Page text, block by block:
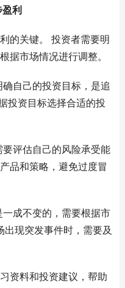
利
的关键。 投资者需要明
据市场情况进行调整。
自己的投资目标，是追
投资目标选择合适的投
评估自己的风险承受能
品和策略，避免过度冒
成不变的，需要根据市
现突发事件时，需要及
资料和投资建议，帮助